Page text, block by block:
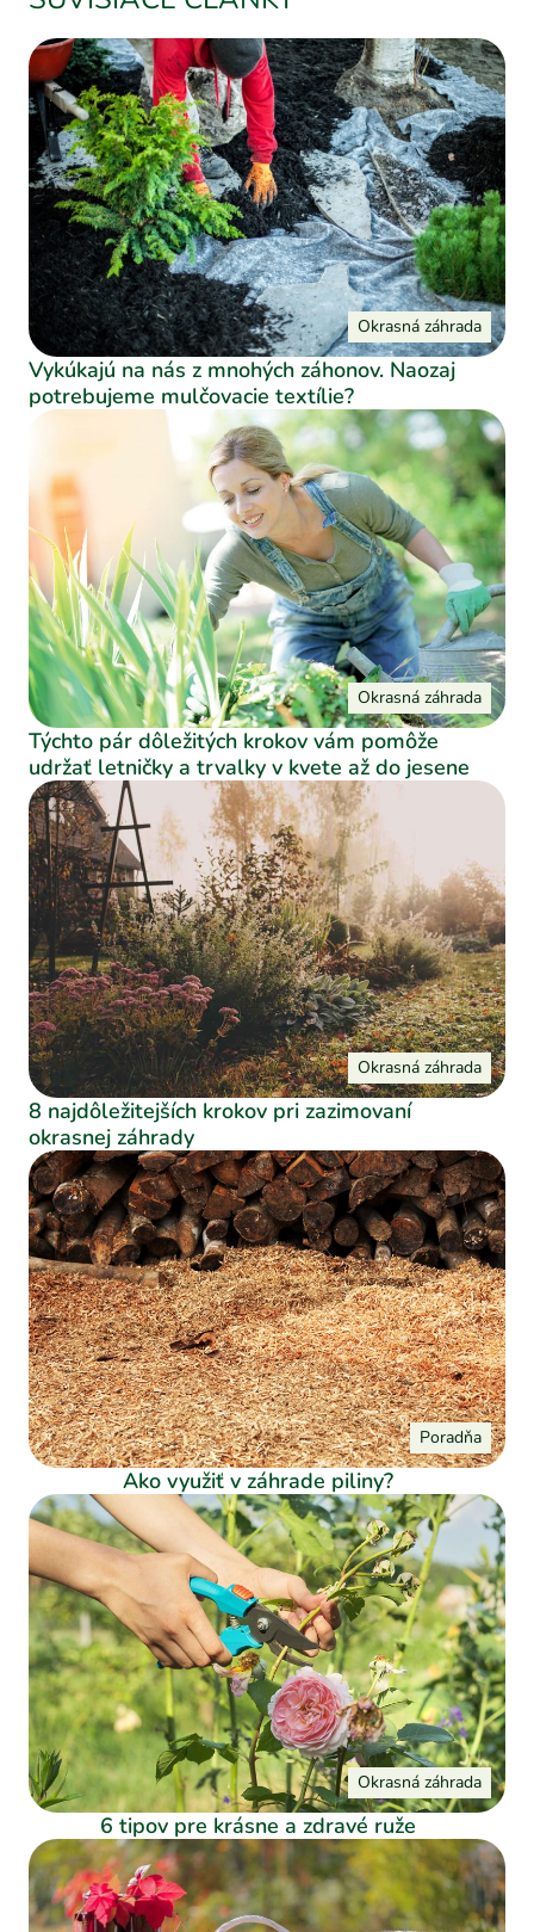
Okrasná záhrada
Vykúkajú na nás z mnohých záhonov. Naozaj
potrebujeme mulčovacie textílie?
Okrasná záhrada
Týchto pár dôležitých krokov vám pomôže
udržať letničky a trvalky v kvete až do jesene
Okrasná záhrada
8 najdôležitejších krokov pri zazimovaní
okrasnej záhrady
Poradňa
Ako využiť v záhrade piliny?
Okrasná záhrada
6 tipov pre krásne a zdravé ruže